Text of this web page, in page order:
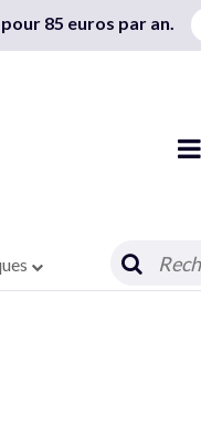
85 euros par an.